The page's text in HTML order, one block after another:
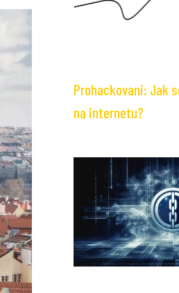
Prohackovani: Jak
na internetu?